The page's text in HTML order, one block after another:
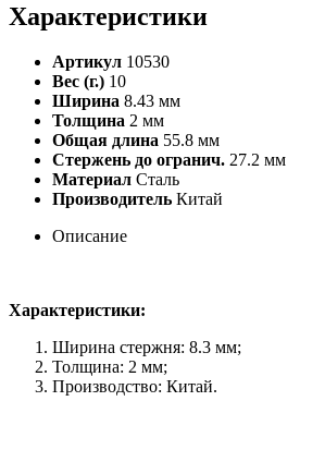
Характеристики
Артикул 10530
Вес (г.) 10
Ширина 8.43 мм
Толщина 2 мм
Общая длина 55.8 мм
Стержень до огранич. 27.2 мм
Материал Сталь
Производитель Китай
Описание
Характеристики:
Ширина стержня: 8.3 мм;
Толщина: 2 мм;
Производство: Китай.